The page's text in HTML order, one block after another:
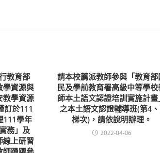
教育部
學資源與
教學資源
訂於111
111學年
務」及
線上研習
請本校薦派教師參與「教育部
民及學前教育署高級中等學校
師本土語文認證培訓實施計畫
之本土語文認證輔導班(第4
梯次)，請依說明辦理。
2022-04-06